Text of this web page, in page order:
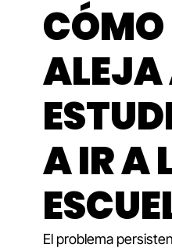
CÓMO
ALEJA
A IR A
El problema